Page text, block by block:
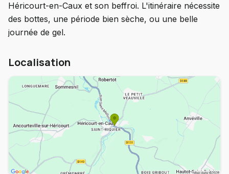
Héricourt-en-Caux et son beffroi. L'itinéraire nécessite
des bottes, une période bien sèche, ou une belle
journée de gel.
Localisation